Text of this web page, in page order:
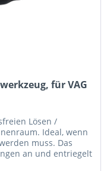
für VAG
Lösen /
Ideal, wenn
muss. Das
an und entriegelt